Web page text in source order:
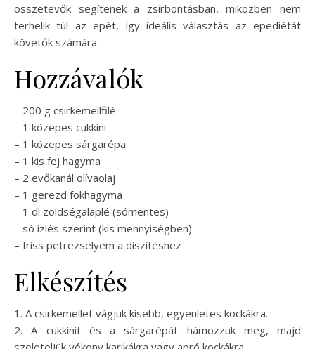
összetevők segítenek a zsírbontásban, miközben nem
terhelik túl az epét, így ideális választás az epediétát
követők számára.
Hozzávalók
– 200 g csirkemellfilé
– 1 közepes cukkini
– 1 közepes sárgarépa
– 1 kis fej hagyma
– 2 evőkanál olívaolaj
– 1 gerezd fokhagyma
– 1 dl zöldségalaplé (sómentes)
– só ízlés szerint (kis mennyiségben)
– friss petrezselyem a díszítéshez
Elkészítés
1. A csirkemellet vágjuk kisebb, egyenletes kockákra.
2. A cukkinit és a sárgarépát hámozzuk meg, majd